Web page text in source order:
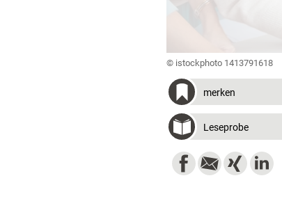
© istockphoto 1413791618
merken
Leseprobe